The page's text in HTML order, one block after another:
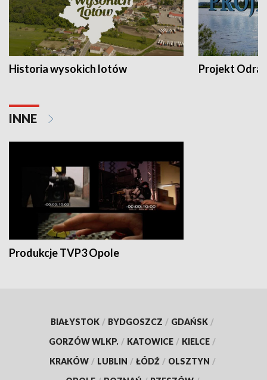
Historia wysokich lotów Projekt Odra
INNE
Produkcje TVP3 Opole
BIAŁYSTOK / BYDGOSZCZ / GDAŃSK /
GORZÓW WLKP. / KATOWICE / KIELCE /
KRAKÓW / LUBLIN / ŁÓDŹ / OLSZTYN /